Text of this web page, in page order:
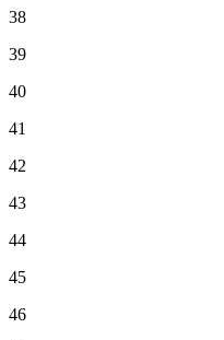
38
39
40
41
42
43
44
45
46